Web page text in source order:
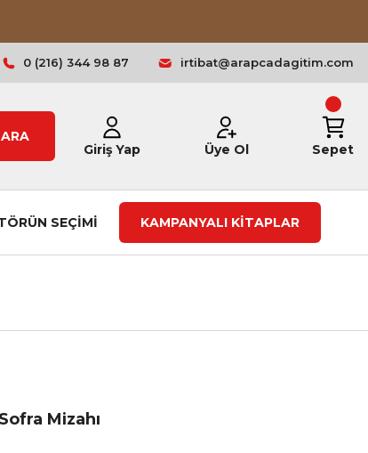
0 (216) 344 98 87 irtibat@arapcadagitim.com
ARA
Giriş Yap
Üye Ol Sepet
SEÇİMİ KAMPANYALI KİTAPLAR
Mizahı